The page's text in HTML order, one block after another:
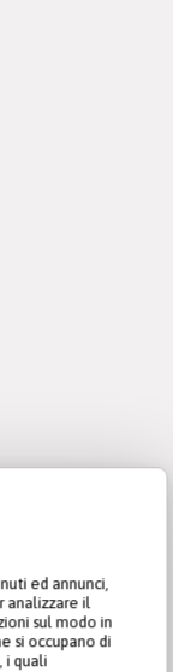
ed annunci,
analizzare il
sul modo in
si occupano di
i quali